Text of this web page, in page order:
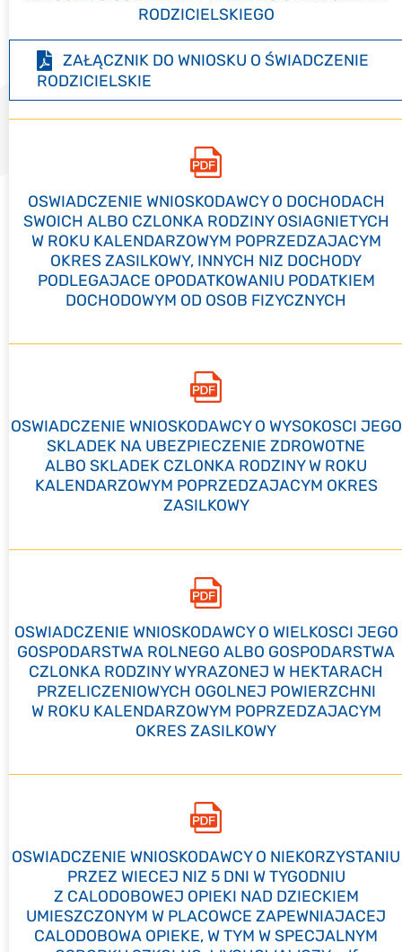
RODZICIELSKIEGO
ZAŁĄCZNIK DO WNIOSKU O ŚWIADCZENIE
RODZICIELSKIE
OSWIADCZENIE WNIOSKODAWCY O DOCHODACH
SWOICH ALBO CZLONKA RODZINY OSIAGNIETYCH
W ROKU KALENDARZOWYM POPRZEDZAJACYM
OKRES ZASILKOWY, INNYCH NIZ DOCHODY
PODLEGAJACE OPODATKOWANIU PODATKIEM
DOCHODOWYM OD OSOB FIZYCZNYCH
OSWIADCZENIE WNIOSKODAWCY O WYSOKOSCI JEGO
SKLADEK NA UBEZPIECZENIE ZDROWOTNE
ALBO SKLADEK CZLONKA RODZINY W ROKU
KALENDARZOWYM POPRZEDZAJACYM OKRES
ZASILKOWY
OSWIADCZENIE WNIOSKODAWCY O WIELKOSCI JEGO
GOSPODARSTWA ROLNEGO ALBO GOSPODARSTWA
CZLONKA RODZINY WYRAZONEJ W HEKTARACH
PRZELICZENIOWYCH OGOLNEJ POWIERZCHNI
W ROKU KALENDARZOWYM POPRZEDZAJACYM
OKRES ZASILKOWY
OSWIADCZENIE WNIOSKODAWCY O NIEKORZYSTANIU
PRZEZ WIECEJ NIZ 5 DNI W TYGODNIU
Z CALODOBOWEJ OPIEKI NAD DZIECKIEM
UMIESZCZONYM W PLACOWCE ZAPEWNIAJACEJ
CALODOBOWA OPIEKE, W TYM W SPECJALNYM